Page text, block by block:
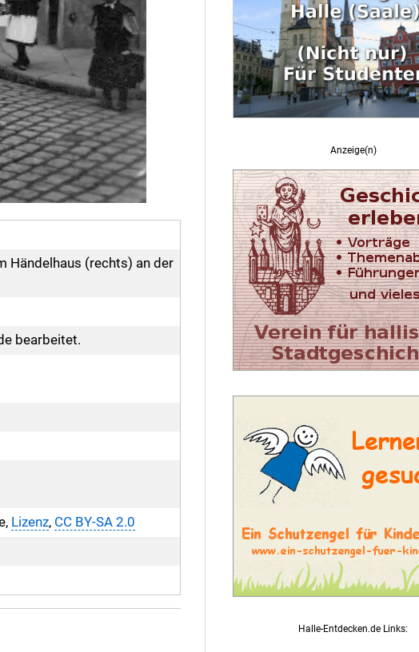
Händelhaus (rechts) an der
bearbeitet.
Lizenz, CC BY-SA 2.0
Anzeige(n)
Halle-Entdecken.de Links: